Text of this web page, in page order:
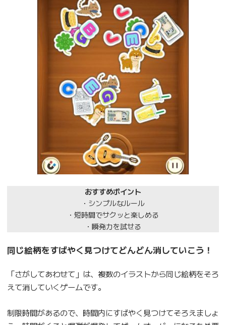
おすすめポイント
・シンプルなルール
・短時間でサクッと楽しめる
・瞬発力を試せる
同じ絵柄をすばやく見つけてどんどん消していこう！
「さがしてあわせて」は、複数のイラストから同じ絵柄をそろ
えて消していくゲームです。
制限時間があるので、時間内にすばやく見つけてそろえましょ